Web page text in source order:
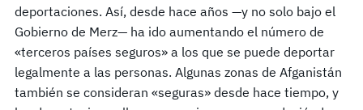
deportaciones. Así, desde hace años —y no solo bajo el
Gobierno de Merz— ha ido aumentando el número de
«terceros países seguros» a los que se puede deportar
legalmente a las personas. Algunas zonas de Afganistán
también se consideran «seguras» desde hace tiempo, y